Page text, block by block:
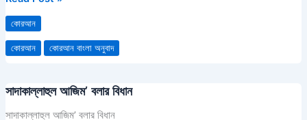
Audio
Format
Download
কোরআন
কোরআন কোরআন বাংলা অনুবাদ
সাদাকাল্লাহুল আজিম’ বলার বিধান
সাদাকাল্লাহুল আজিম’ বলার বিধান
সাদাকাল্লাহুল